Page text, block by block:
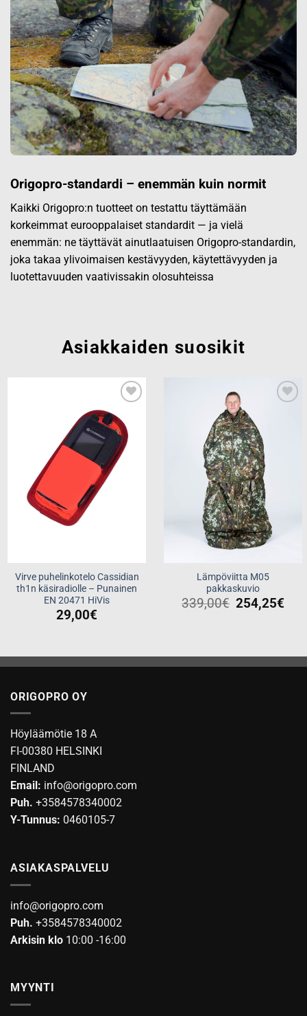
Origopro-standardi – enemmän kuin normit
Kaikki Origopro:n tuotteet on testattu täyttämään
korkeimmat eurooppalaiset standardit — ja vielä
enemmän: ne täyttävät ainutlaatuisen Origopro-standardin,
joka takaa ylivoimaisen kestävyyden, käytettävyyden ja
luotettavuuden vaativissakin olosuhteissa
Asiakkaiden suosikit
Add to
wishlist
Virve puhelinkotelo Cassidian
th1n käsiradiolle – Punainen
EN 20471 HiVis
29,00€
Lämpöviitta M05
pakkaskuvio
339,00€ 254,25€
ORIGOPRO OY
Höyläämötie 18 A
FI-00380 HELSINKI
FINLAND
Email: info@origopro.com
Puh. +3584578340002
Y-Tunnus: 0460105-7
ASIAKASPALVELU
info@origopro.com
Puh. +3584578340002
Arkisin klo 10:00 -16:00
MYYNTI